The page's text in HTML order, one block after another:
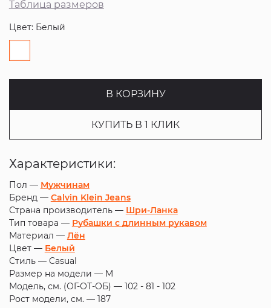
Таблица размеров
Цвет: Белый
В КОРЗИНУ
КУПИТЬ В 1 КЛИК
Характеристики:
Пол — Мужчинам
Бренд — Calvin Klein Jeans
Страна производитель — Шри-Ланка
Тип товара — Рубашки с длинным рукавом
Материал — Лён
Цвет — Белый
Стиль — Casual
Размер на модели — M
Модель, см. (ОГ-ОТ-ОБ) — 102 - 81 - 102
Рост модели, см. — 187